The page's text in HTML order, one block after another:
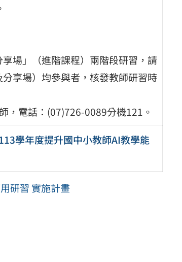
場」（進階課程）兩階段研習，請
享場）均參與者，核發教師研習時
，電話：(07)726-0089分機121。
學年度提升國中小教師AI教學能
研習 實施計畫